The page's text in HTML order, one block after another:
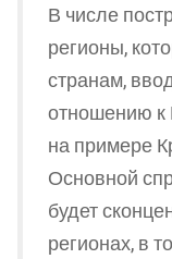
В числе
регионы,
странам,
отношению к
на примере
Основной
будет
регионах, в